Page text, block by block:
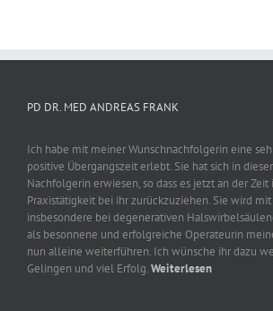
PD DR. MED ANDREAS FRANK
Ich habe mit meiner Wunschnachfolgerin eine
positive Übergangszeit erlebt. Sie hat sich in
Nachfolgerin erwiesen, so dass es jetzt an der Zeit
Praxistätigkeit bei ihr zurückzuziehen. Sie wird
insbesondere bei degenerativen
als besonnene und erfolgreiche Operateurin
nun alleine weiterführen. Ich wünsche ihr dazu
Gelingen und viel Erfolg.Weiterlesen